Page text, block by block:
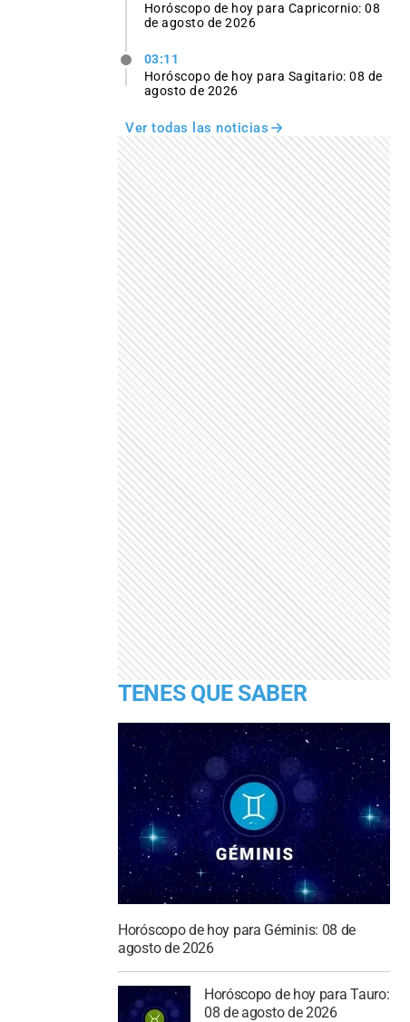
Horóscopo de hoy para Capricornio: 08
de agosto de 2026
03:11
Horóscopo de hoy para Sagitario: 08 de
agosto de 2026
Ver todas las noticias
TENES QUE SABER
Horóscopo de hoy para Géminis: 08 de
agosto de 2026
Horóscopo de hoy para Tauro:
08 de agosto de 2026